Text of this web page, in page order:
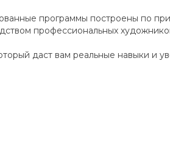
программы построены по
профессиональных
даст вам реальные навыки и